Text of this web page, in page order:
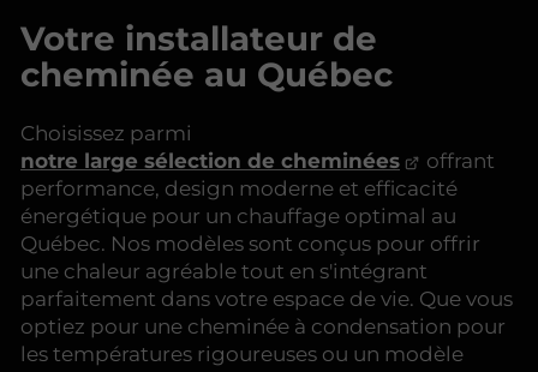
Votre installateur de
cheminée au Québec
Choisissez parmi
notre large sélection de cheminées
offrant
performance, design moderne et efficacité
énergétique pour un chauffage optimal au
Québec. Nos modèles sont conçus pour offrir
une chaleur agréable tout en s'intégrant
parfaitement dans votre espace de vie. Que vous
optiez pour une cheminée à condensation pour
les températures rigoureuses ou un modèle